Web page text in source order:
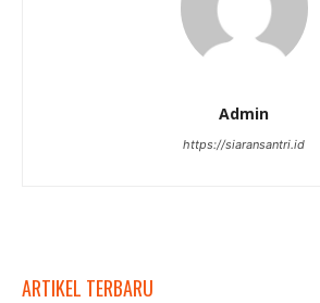
Admin
https://siaransantri.id
ARTIKEL TERBARU